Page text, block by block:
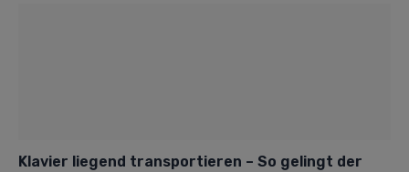
Klavier liegend transportieren – So gelingt der